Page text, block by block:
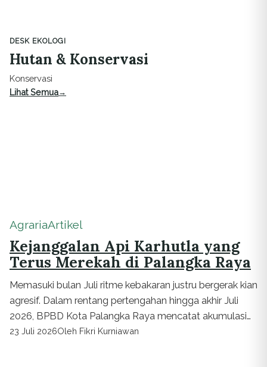
DESK EKOLOGI
Hutan & Konservasi
Konservasi
Lihat Semua
AgrariaArtikel
Kejanggalan Api Karhutla yang
Terus Merekah di Palangka Raya
Memasuki bulan Juli ritme kebakaran justru bergerak kian
agresif. Dalam rentang pertengahan hingga akhir Juli
2026, BPBD Kota Palangka Raya mencatat akumulasi
luasan lahan yang terbakar telah mencapai...
23 Juli 2026Oleh Fikri Kurniawan